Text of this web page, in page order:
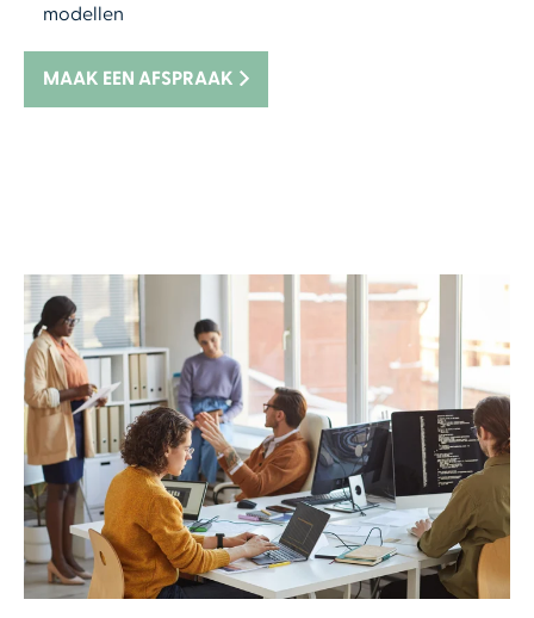
modellen
MAAK EEN AFSPRAAK